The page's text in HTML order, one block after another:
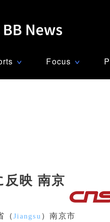
∨ Focus ∨
反映 南京
（Jiangsu ）南京市